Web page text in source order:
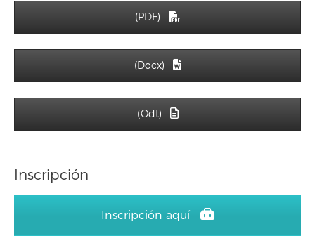
(PDF)
(Docx)
(Odt)
Inscripción
Inscripción aquí